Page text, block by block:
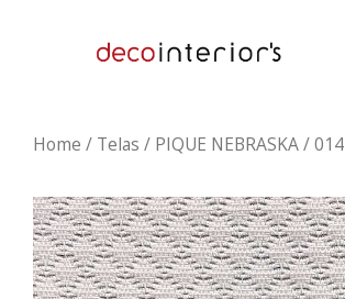
Home / Telas / PIQUE NEBRASKA / 014